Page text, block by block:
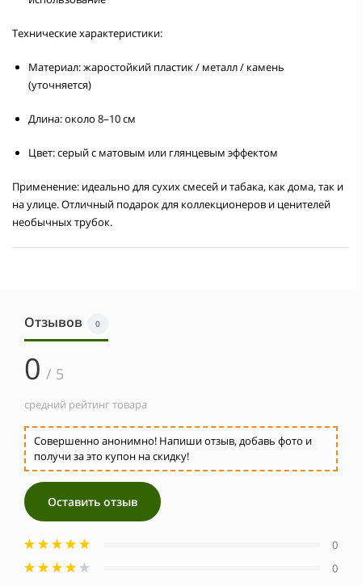
Технические характеристики:
Материал: жаростойкий пластик / металл / камень
(уточняется)
Длина: около 8–10 см
Цвет: серый с матовым или глянцевым эффектом
Применение: идеально для сухих смесей и табака, как дома, так и
на улице. Отличный подарок для коллекционеров и ценителей
необычных трубок.
Отзывов 0
0 / 5
средний рейтинг товара
Совершенно анонимно! Напиши отзыв, добавь фото и
получи за это купон на скидку!
Оставить отзыв
0
0